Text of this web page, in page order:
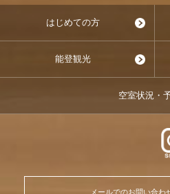
はじめての方
能登観光
空室状況・
メールでのお問い合わ